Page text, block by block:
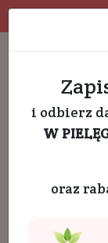
i odbierz
W
oraz